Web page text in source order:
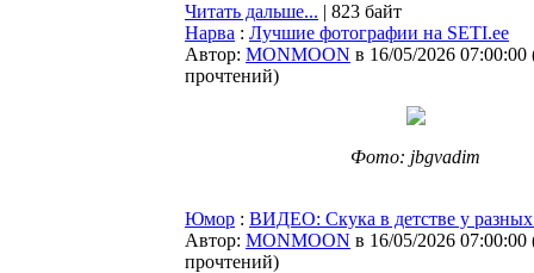
Читать дальше... | 823 байт
Нарва : Лучшие фотографии на SETI.ee
Автор: MONMOON в 16/05/2026 07:00:00
прочтений)
Фото: jbgvadim
Юмор : ВИДЕО: Скука в детстве у
Автор: MONMOON в 16/05/2026 07:00:00
прочтений)